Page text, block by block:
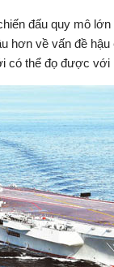
đấu quy mô
hơn về vấn đề
có thể đọ được